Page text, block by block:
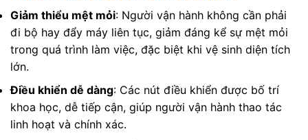
Giảm thiểu mệt mỏi: Người vận hành không cần phải
đi bộ hay đẩy máy liên tục, giảm đáng kể sự mệt mỏi
trong quá trình làm việc, đặc biệt khi vệ sinh diện tích
lớn.
Điều khiển dễ dàng: Các nút điều khiển được bố trí
khoa học, dễ tiếp cận, giúp người vận hành thao tác
linh hoạt và chính xác.